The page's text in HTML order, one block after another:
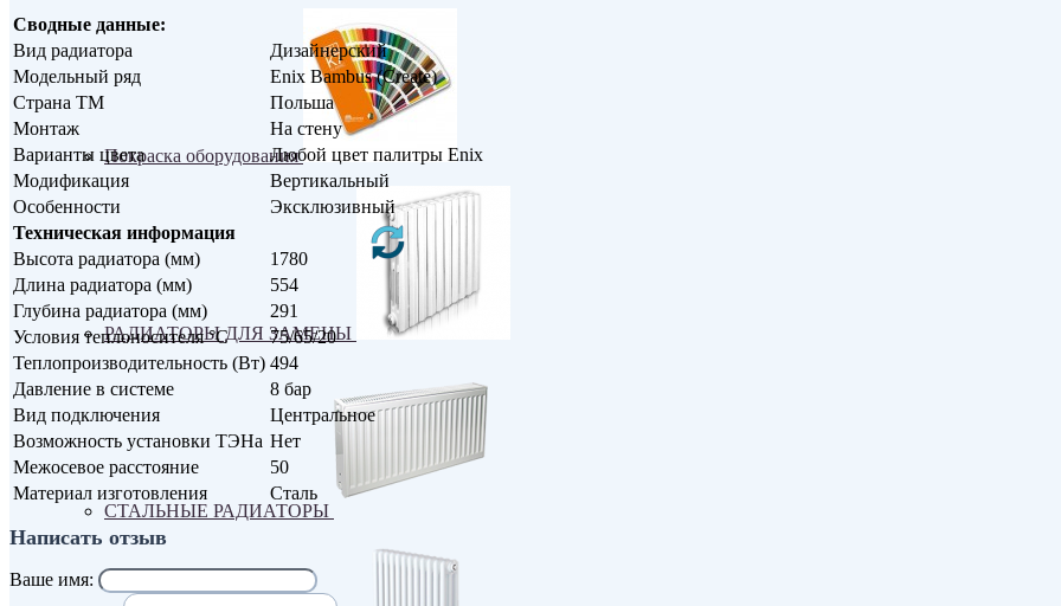
Покраска оборудования
РАДИАТОРЫ ДЛЯ ЗАМЕНЫ
СТАЛЬНЫЕ РАДИАТОРЫ
Сводные данные:
Вид радиатора
Дизайнерский
Модельный ряд
Enix Bambus (Create)
Страна ТМ
Польша
Монтаж
На стену
Варианты цвета
Любой цвет палитры Enix
Модификация
Вертикальный
Особенности
Эксклюзивный
Техническая информация
Высота радиатора (мм)
1780
Длина радиатора (мм)
554
Глубина радиатора (мм)
291
Условия теплоносителя °С
75/65/20
Теплопроизводительность (Вт) 494
Давление в системе
8 бар
Вид подключения
Центральное
Возможность установки ТЭНа Нет
Межосевое расстояние
50
Материал изготовления
Сталь
Написать отзыв
Ваше имя: